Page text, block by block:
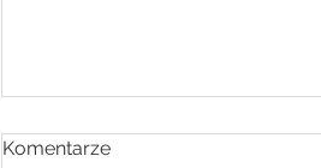
INTENCJE
Komentarze